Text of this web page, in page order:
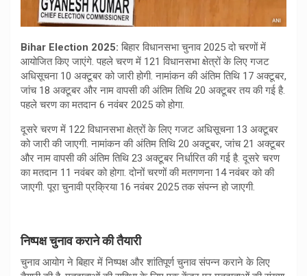
Bihar Election 2025:बिहार विधानसभा चुनाव 2025 दो चरणों में
आयोजित किए जाएंगे. पहले चरण में 121 विधानसभा क्षेत्रों के लिए गजट
अधिसूचना 10 अक्टूबर को जारी होगी. नामांकन की अंतिम तिथि 17 अक्टूबर,
जांच 18 अक्टूबर और नाम वापसी की अंतिम तिथि 20 अक्टूबर तय की गई है.
पहले चरण का मतदान 6 नवंबर 2025 को होगा.
दूसरे चरण में 122 विधानसभा क्षेत्रों के लिए गजट अधिसूचना 13 अक्टूबर
को जारी की जाएगी. नामांकन की अंतिम तिथि 20 अक्टूबर, जांच 21 अक्टूबर
और नाम वापसी की अंतिम तिथि 23 अक्टूबर निर्धारित की गई है. दूसरे चरण
का मतदान 11 नवंबर को होगा. दोनों चरणों की मतगणना 14 नवंबर को की
जाएगी. पूरा चुनावी प्रक्रिया 16 नवंबर 2025 तक संपन्न हो जाएगी.
निष्पक्ष चुनाव कराने की तैयारी
चुनाव आयोग ने बिहार में निष्पक्ष और शांतिपूर्ण चुनाव संपन्न कराने के लिए